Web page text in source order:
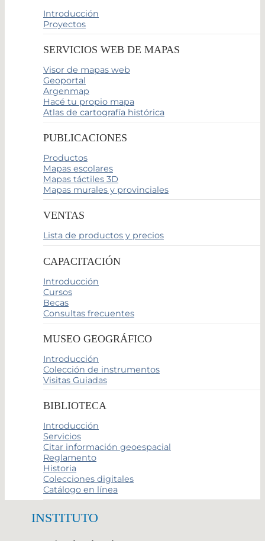
Introducción
Proyectos
SERVICIOS WEB DE MAPAS
Visor de mapas web
Geoportal
Argenmap
Hacé tu propio mapa
Atlas de cartografía histórica
PUBLICACIONES
Productos
Mapas escolares
Mapas táctiles 3D
Mapas murales y provinciales
VENTAS
Lista de productos y precios
CAPACITACIÓN
Introducción
Cursos
Becas
Consultas frecuentes
MUSEO GEOGRÁFICO
Introducción
Colección de instrumentos
Visitas Guiadas
BIBLIOTECA
Introducción
Servicios
Citar información geoespacial
Reglamento
Historia
Colecciones digitales
Catálogo en línea
INSTITUTO